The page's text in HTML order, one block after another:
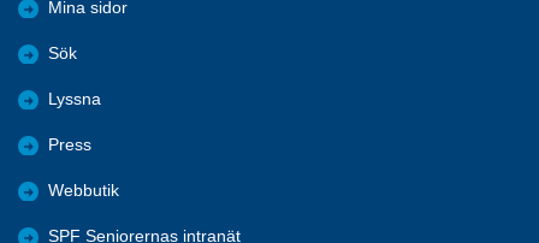
Mina sidor
Sök
Lyssna
Press
Webbutik
SPF Seniorernas intranät